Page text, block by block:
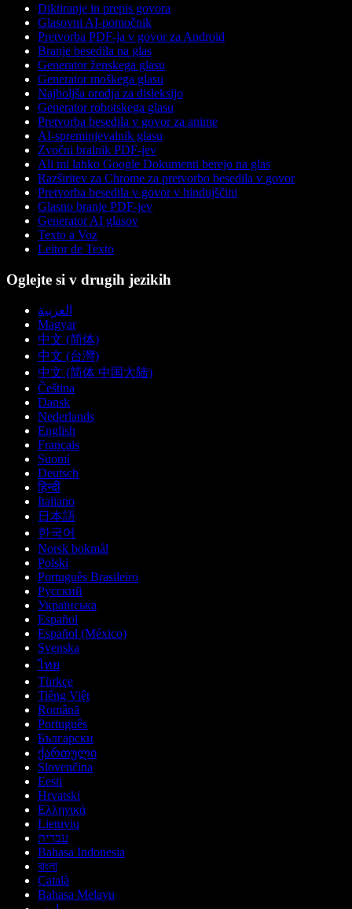
Diktiranje in prepis govora
Glasovni AI-pomočnik
Pretvorba PDF-ja v govor za Android
Branje besedila na glas
Generator ženskega glasu
Generator moškega glasu
Najboljša orodja za disleksijo
Generator robotskega glasu
Pretvorba besedila v govor za anime
AI-spreminjevalnik glasu
Zvočni bralnik PDF-jev
Ali mi lahko Google Dokumenti berejo na glas
Razširitev za Chrome za pretvorbo besedila v govor
Pretvorba besedila v govor v hindujščini
Glasno branje PDF-jev
Generator AI glasov
Texto a Voz
Leitor de Texto
Oglejte si v drugih jezikih
العربية
Magyar
中文 (简体)
中文 (台灣)
中文 (简体 中国大陆)
Čeština
Dansk
Nederlands
English
Français
Suomi
Deutsch
हिन्दी
Italiano
日本語
한국어
Norsk bokmål
Polski
Português Brasileiro
Русский
Українська
Español
Español (México)
Svenska
ไทย
Türkçe
Tiếng Việt
Română
Português
Български
ქართული
Slovenčina
Eesti
Hrvatski
Ελληνικά
Lietuvių
עברית
Bahasa Indonesia
বাংলা
Català
Bahasa Melayu